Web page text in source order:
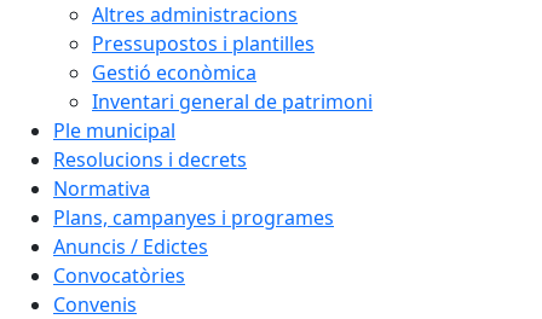
Altres administracions
Pressupostos i plantilles
Gestió econòmica
Inventari general de patrimoni
Ple municipal
Resolucions i decrets
Normativa
Plans, campanyes i programes
Anuncis / Edictes
Convocatòries
Convenis